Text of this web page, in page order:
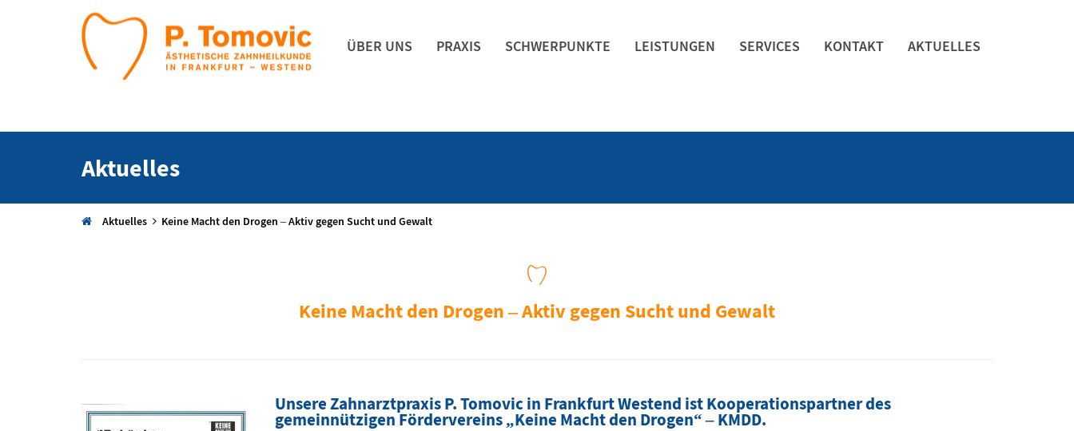
ÜBER UNS PRAXIS SCHWERPUNKTE LEISTUNGEN SERVICES KONTAKT AKTUELLES
Aktuelles
Aktuelles Keine Macht den Drogen – Aktiv gegen Sucht und Gewalt
Keine Macht den Drogen – Aktiv gegen Sucht und Gewalt
Unsere Zahnarztpraxis P. Tomovic in Frankfurt Westend ist Kooperationspartner des
gemeinnützigen Fördervereins „Keine Macht den Drogen“ – KMDD.